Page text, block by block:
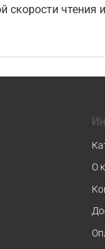
скорости чтения
О